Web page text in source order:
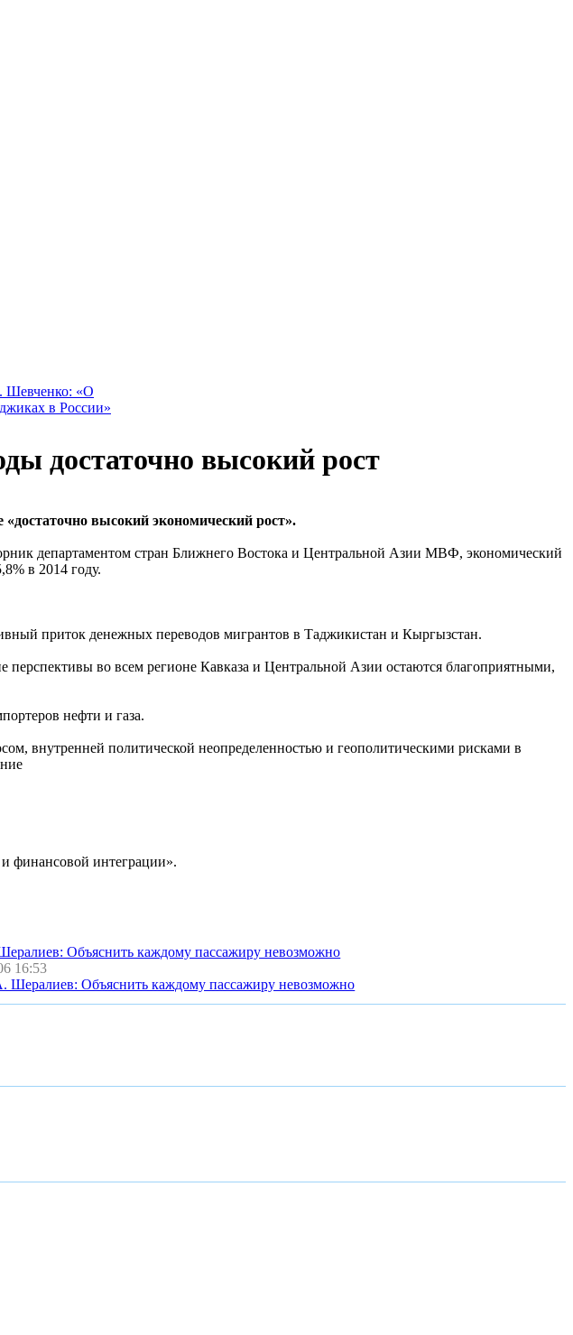
Шевченко: «О
в России»
достаточно высокий рост
высокий экономический рост».
департаментом стран Ближнего Востока и Центральной Азии МВФ, экономический
в 2014 году.
приток денежных переводов мигрантов в Таджикистан и Кыргызстан.
во всем регионе Кавказа и Центральной Азии остаются благоприятными,
нефти и газа.
внутренней политической неопределенностью и геополитическими рисками в
финансовой интеграции».
Объяснить каждому пассажиру невозможно
16:53